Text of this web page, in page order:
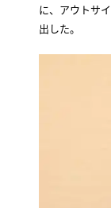
に、アウトサ
出した。